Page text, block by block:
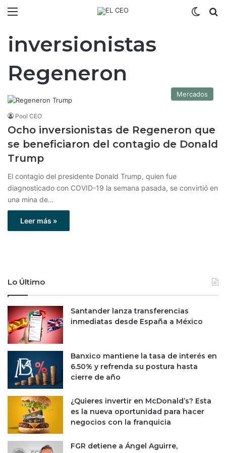
inversionistas
Regeneron
Mercados
Pool CEO
Ocho inversionistas de Regeneron que
se beneficiaron del contagio de Donald
Trump
El contagio del presidente Donald Trump, quien fue
diagnosticado con COVID-19 la semana pasada, se convirtió en
una mina de…
Leer más »
Lo Último
Santander lanza transferencias
inmediatas desde España a México
Banxico mantiene la tasa de interés en
6.50% y refrenda su postura hasta
cierre de año
¿Quieres invertir en McDonald’s? Esta
es la nueva oportunidad para hacer
negocios con la franquicia
FGR detiene a Ángel Aguirre,